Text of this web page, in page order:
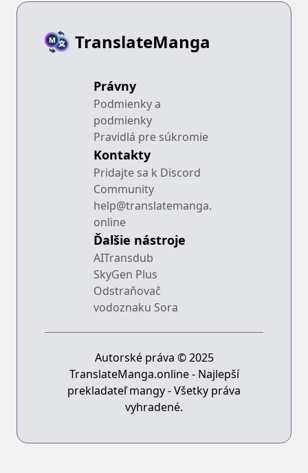
TranslateManga
Právny
Podmienky a
podmienky
Pravidlá pre súkromie
Kontakty
Pridajte sa k Discord
Community
help@translatemanga.
online
Ďalšie nástroje
AITransdub
SkyGen Plus
Odstraňovač
vodoznaku Sora
Autorské práva © 2025
TranslateManga.online - Najlepší
prekladateľ mangy - Všetky práva
vyhradené.